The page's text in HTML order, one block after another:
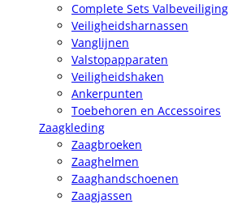
Complete Sets Valbeveiliging
Veiligheidsharnassen
Vanglijnen
Valstopapparaten
Veiligheidshaken
Ankerpunten
Toebehoren en Accessoires
Zaagkleding
Zaagbroeken
Zaaghelmen
Zaaghandschoenen
Zaagjassen